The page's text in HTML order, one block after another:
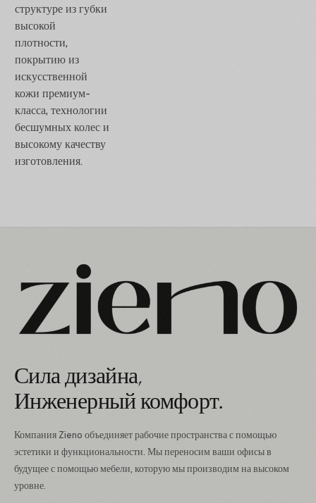
структуре из губки
высокой
плотности,
покрытию из
искусственной
кожи премиум-
класса, технологии
бесшумных колес и
высокому качеству
изготовления.
Сила дизайна,
Инженерный комфорт.
Компания Zieno объединяет рабочие пространства с помощью
эстетики и функциональности. Мы переносим ваши офисы в
будущее с помощью мебели, которую мы производим на высоком
уровне.